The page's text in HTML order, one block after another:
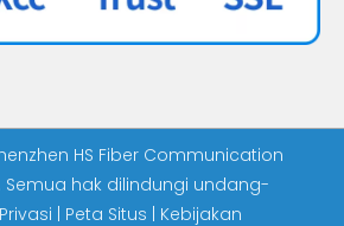
HS Fiber Communication
Semua hak dilindungi undang-
| Peta Situs | Kebijakan